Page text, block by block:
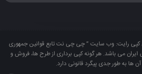
کپی رایت: وب سایت ” چی چی نت تابع قوانین جمهوری
ایران می باشد. هر گونه کپی برداری از طرح ها، فروش و
آن ها به طور جدی پیگرد قانونی دارد.